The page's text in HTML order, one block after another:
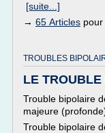
[suite...]
→ 65 Articles
TROUBLES
LE
Trouble bipolaire
majeure
Trouble bipolaire